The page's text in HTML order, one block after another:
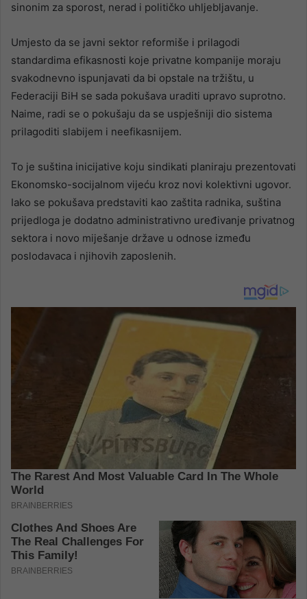
sinonim za sporost, nerad i političko uhljebljavanje.
Umjesto da se javni sektor reformiše i prilagodi
standardima efikasnosti koje privatne kompanije moraju
svakodnevno ispunjavati da bi opstale na tržištu, u
Federaciji BiH se sada pokušava uraditi upravo suprotno.
Naime, radi se o pokušaju da se uspješniji dio sistema
prilagoditi slabijem i neefikasnijem.
To je suština inicijative koju sindikati planiraju prezentovati
Ekonomsko-socijalnom vijeću kroz novi kolektivni ugovor.
Iako se pokušava predstaviti kao zaštita radnika, suština
prijedloga je dodatno administrativno uređivanje privatnog
sektora i novo miješanje države u odnose između
poslodavaca i njihovih zaposlenih.